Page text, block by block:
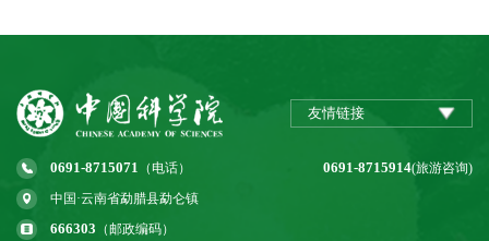
友情链接
0691-8715071 （电话） 0691-8715914(旅游咨询)
中国·云南省勐腊县勐仑镇
666303 （邮政编码）